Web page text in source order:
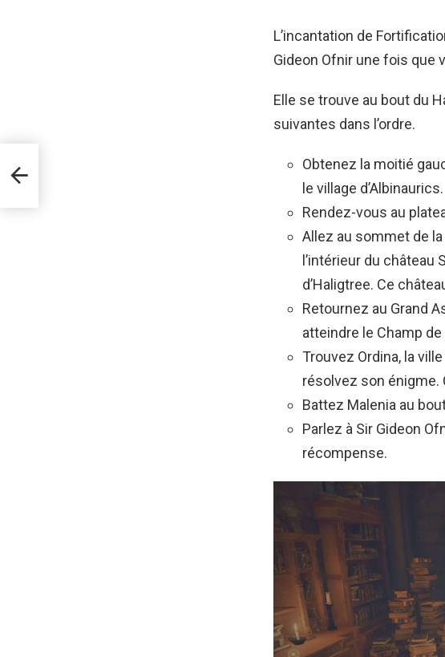
L’incantation de
Gideon Ofnir une fois que
Elle se trouve au bout du
suivantes dans l’ordre.
Obtenez la moitié
le village d’Albinaurics.
Rendez-vous au
Allez au sommet de
l’intérieur du
d’Haligtree. Ce
Retournez au Grand
atteindre le Champ
Trouvez Ordina, la
résolvez son énigme.
Battez Malenia au
Parlez à Sir Gideon
récompense.